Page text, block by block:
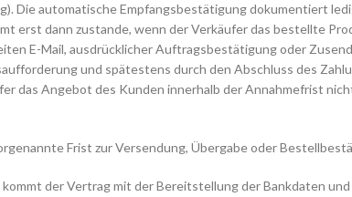
Die automatische Empfangsbestätigung dokumentiert
erst dann zustande, wenn der Verkäufer das bestellte
E-Mail, ausdrücklicher Auftragsbestätigung oder
und spätestens durch den Abschluss des
das Angebot des Kunden innerhalb der Annahmefrist
Frist zur Versendung, Übergabe oder
der Vertrag mit der Bereitstellung der Bankdaten